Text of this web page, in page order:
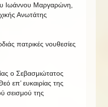
Ιωάννου Μαργαρώνη,
Ανωτάτης
πατρικές νουθεσίες
ο Σεβασμιώτατος
επ’ ευκαιρίας της
σεισμού της